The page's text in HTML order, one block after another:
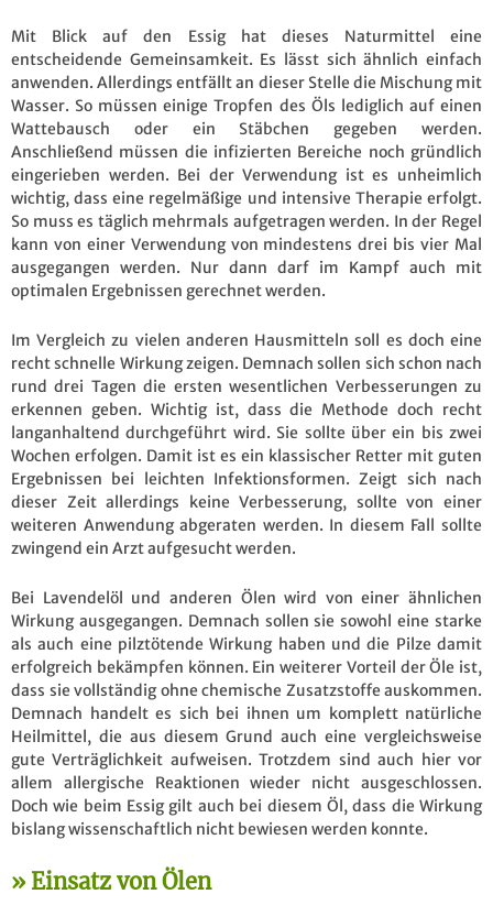
Mit Blick auf den Essig hat dieses Naturmittel eine
entscheidende Gemeinsamkeit. Es lässt sich ähnlich einfach
anwenden. Allerdings entfällt an dieser Stelle die Mischung mit
Wasser. So müssen einige Tropfen des Öls lediglich auf einen
Wattebausch oder ein Stäbchen gegeben werden.
Anschließend müssen die infizierten Bereiche noch gründlich
eingerieben werden. Bei der Verwendung ist es unheimlich
wichtig, dass eine regelmäßige und intensive Therapie erfolgt.
So muss es täglich mehrmals aufgetragen werden. In der Regel
kann von einer Verwendung von mindestens drei bis vier Mal
ausgegangen werden. Nur dann darf im Kampf auch mit
optimalen Ergebnissen gerechnet werden.
Im Vergleich zu vielen anderen Hausmitteln soll es doch eine
recht schnelle Wirkung zeigen. Demnach sollen sich schon nach
rund drei Tagen die ersten wesentlichen Verbesserungen zu
erkennen geben. Wichtig ist, dass die Methode doch recht
langanhaltend durchgeführt wird. Sie sollte über ein bis zwei
Wochen erfolgen. Damit ist es ein klassischer Retter mit guten
Ergebnissen bei leichten Infektionsformen. Zeigt sich nach
dieser Zeit allerdings keine Verbesserung, sollte von einer
weiteren Anwendung abgeraten werden. In diesem Fall sollte
zwingend ein Arzt aufgesucht werden.
Bei Lavendelöl und anderen Ölen wird von einer ähnlichen
Wirkung ausgegangen. Demnach sollen sie sowohl eine starke
als auch eine pilztötende Wirkung haben und die Pilze damit
erfolgreich bekämpfen können. Ein weiterer Vorteil der Öle ist,
dass sie vollständig ohne chemische Zusatzstoffe auskommen.
Demnach handelt es sich bei ihnen um komplett natürliche
Heilmittel, die aus diesem Grund auch eine vergleichsweise
gute Verträglichkeit aufweisen. Trotzdem sind auch hier vor
allem allergische Reaktionen wieder nicht ausgeschlossen.
Doch wie beim Essig gilt auch bei diesem Öl, dass die Wirkung
bislang wissenschaftlich nicht bewiesen werden konnte.
Einsatz von Ölen